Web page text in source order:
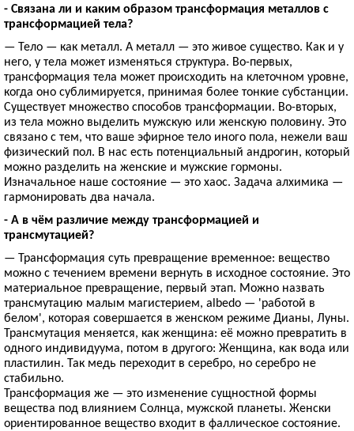
- Связана ли и каким образом трансформация металлов с
трансформацией тела?
— Тело — как металл. А металл — это живое существо. Как и у
него, у тела может изменяться структура. Во-первых,
трансформация тела может происходить на клеточном уровне,
когда оно сублимируется, принимая более тонкие субстанции.
Существует множество способов трансформации. Во-вторых,
из тела можно выделить мужскую или женскую половину. Это
связано с тем, что ваше эфирное тело иного пола, нежели ваш
физический пол. В нас есть потенциальный андрогин, который
можно разделить на женские и мужские гормоны.
Изначальное наше состояние — это хаос. Задача алхимика —
гармонировать два начала.
- А в чём различие между трансформацией и
трансмутацией?
— Трансформация суть превращение временное: вещество
можно с течением времени вернуть в исходное состояние. Это
материальное превращение, первый этап. Можно назвать
трансмутацию малым магистерием, albedo — 'работой в
белом', которая совершается в женском режиме Дианы, Луны.
Трансмутация меняется, как женщина: её можно превратить в
одного индивидуума, потом в другого: Женщина, как вода или
пластилин. Так медь переходит в серебро, но серебро не
стабильно.
Трансформация же — это изменение сущностной формы
вещества под влиянием Солнца, мужской планеты. Женски
ориентированное вещество входит в фаллическое состояние.